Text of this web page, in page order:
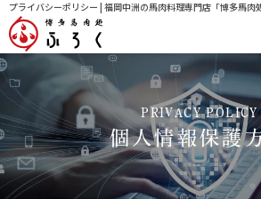
プライバシーポリシー | 福岡中洲の馬肉料理専門店「博多馬肉
PRIVACY POLICY
個人情報保護